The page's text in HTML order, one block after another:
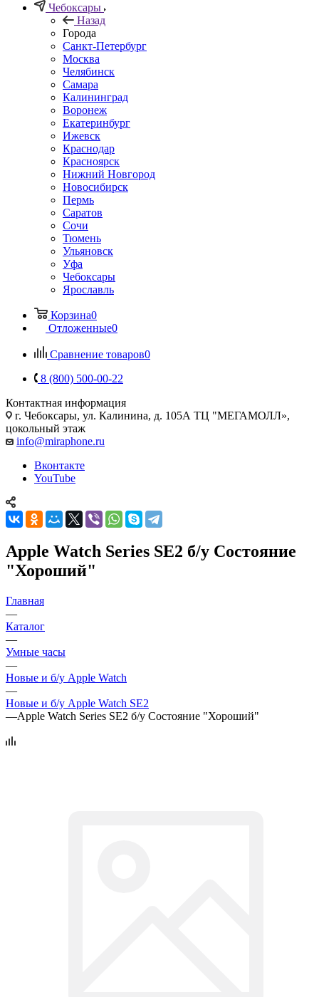
Чебоксары
Назад
Города
Санкт-Петербург
Москва
Челябинск
Самара
Калининград
Воронеж
Екатеринбург
Ижевск
Краснодар
Красноярск
Нижний Новгород
Новосибирск
Пермь
Саратов
Сочи
Тюмень
Ульяновск
Уфа
Чебоксары
Ярославль
Корзина0
Отложенные0
Сравнение товаров0
8 (800) 500-00-22
Контактная информация
г. Чебоксары, ул. Калинина, д. 105А ТЦ "МЕГАМОЛЛ»,
цокольный этаж
info@miraphone.ru
Вконтакте
YouTube
Apple Watch Series SE2 б/у Состояние
"Хороший"
Главная
—
Каталог
—
Умные часы
—
Новые и б/у Apple Watch
—
Новые и б/у Apple Watch SE2
—Apple Watch Series SE2 б/у Состояние "Хороший"